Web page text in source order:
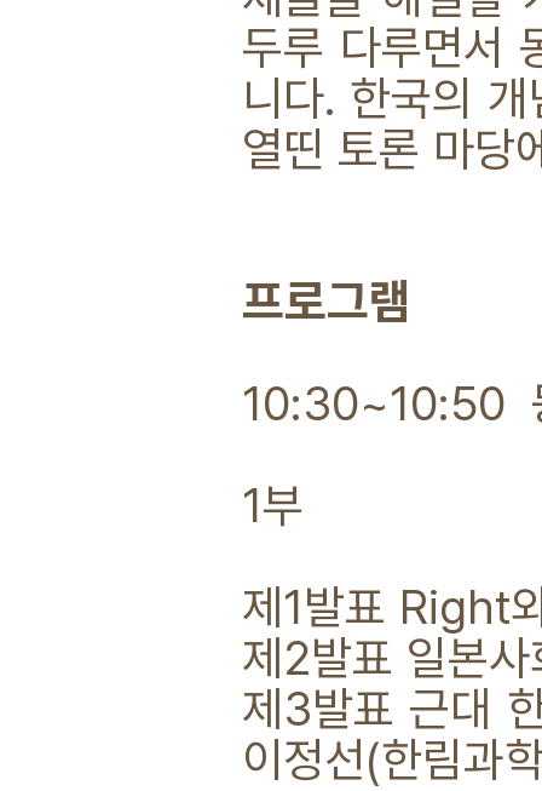
두루 다루면서
니다. 한국의
열띤 토론 마당
프로그램
10:30~10:50
1부
제1발표 Right
제2발표 일본
제3발표 근대
이정선(한림과